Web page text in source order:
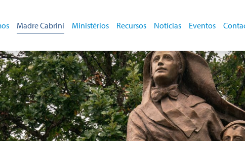
Madre Cabrini Ministérios Recursos Notícias Eventos